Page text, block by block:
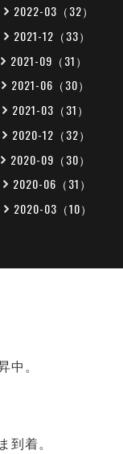
2022-03（32）
2021-12（33）
2021-09（31）
2021-06（30）
2021-03（31）
2020-12（32）
2020-09（30）
2020-06（31）
2020-03（10）
中。
到着。